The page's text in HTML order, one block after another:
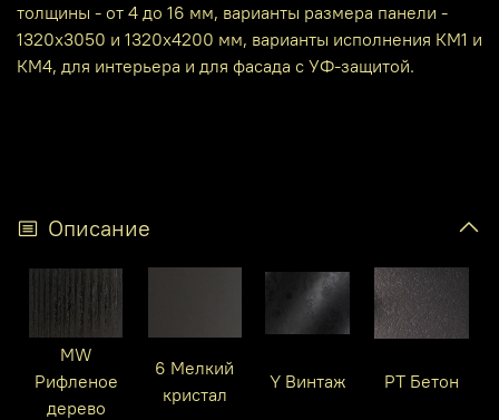
толщины - от 4 до 16 мм, варианты размера панели -
1320х3050 и 1320х4200 мм, варианты исполнения КМ1 и
КМ4, для интерьера и для фасада с УФ-защитой.
Описание
MW
Рифленое
дерево
6 Мелкий
кристал
Y Винтаж PT Бетон